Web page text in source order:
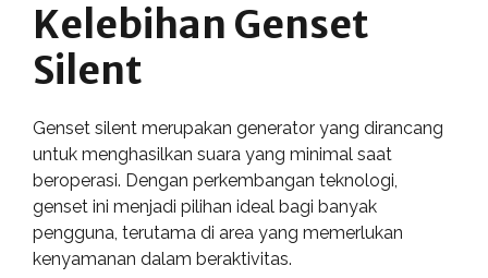
Kelebihan Genset
Silent
Genset silent merupakan generator yang dirancang
untuk menghasilkan suara yang minimal saat
beroperasi. Dengan perkembangan teknologi,
genset ini menjadi pilihan ideal bagi banyak
pengguna, terutama di area yang memerlukan
kenyamanan dalam beraktivitas.